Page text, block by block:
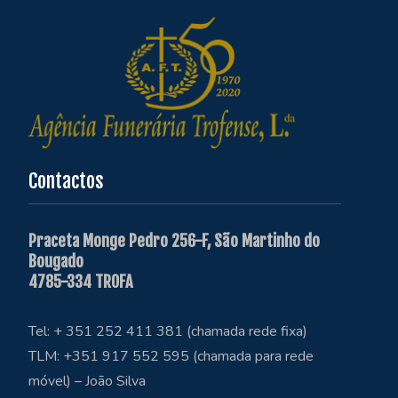
Contactos
Praceta Monge Pedro 256-F, São Martinho do
Bougado
4785-334 TROFA
Tel: + 351 252 411 381 (chamada rede fixa)
TLM: +351 917 552 595 (chamada para rede
móvel) – João Silva